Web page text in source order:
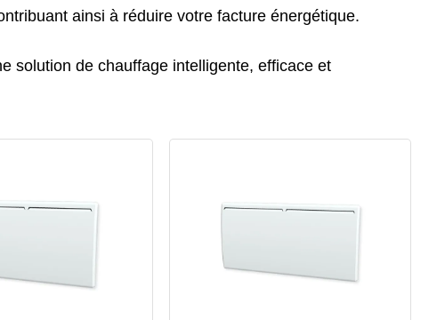
ainsi à réduire votre facture énergétique.
solution de chauffage intelligente, efficace et